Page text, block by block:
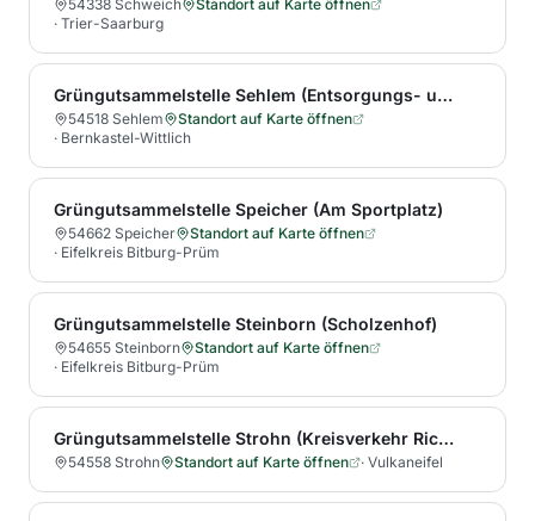
54338 Schweich
Standort auf Karte öffnen
· Trier-Saarburg
Grüngutsammelstelle Sehlem (Entsorgungs- und Verwertungszentrum (EVZ) Sehlem)
54518 Sehlem
Standort auf Karte öffnen
· Bernkastel-Wittlich
Grüngutsammelstelle Speicher (Am Sportplatz)
54662 Speicher
Standort auf Karte öffnen
· Eifelkreis Bitburg-Prüm
Grüngutsammelstelle Steinborn (Scholzenhof)
54655 Steinborn
Standort auf Karte öffnen
· Eifelkreis Bitburg-Prüm
Grüngutsammelstelle Strohn (Kreisverkehr Richtung Strohner Märchen)
54558 Strohn Standort auf Karte öffnen · Vulkaneifel